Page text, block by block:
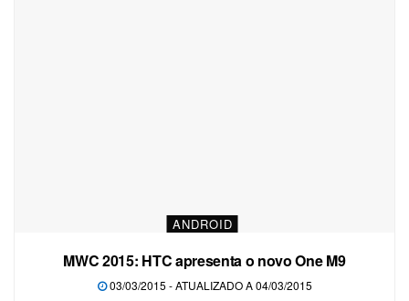
ANDROID
MWC 2015: HTC apresenta o novo One M9
03/03/2015 - ATUALIZADO A 04/03/2015